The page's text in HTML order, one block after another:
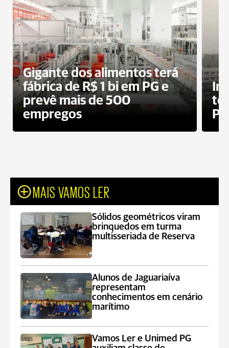
Gigante dos alimentos terá
fábrica de R$ 1 bi em PG e
prevê mais de 500
empregos
MAIS VAMOS LER
Sólidos geométricos viram
brinquedos em turma
multisseriada de Reserva
Alunos de Jaguariaíva
representam
conhecimentos em cenário
marítimo
Vamos Ler e Unimed PG